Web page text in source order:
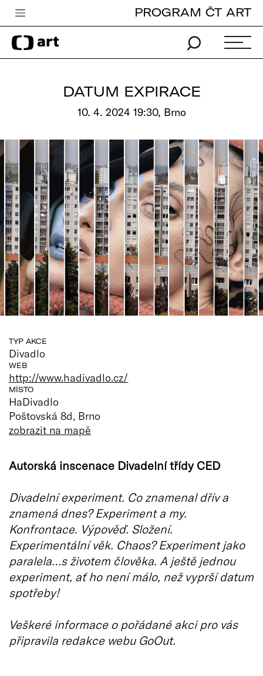
Česká televize
Zpravodajství
Pro děti
edu
Vše o ČT
PROGRAM ČT ART
DATUM EXPIRACE
10. 4. 2024 19:30, Brno
TYP AKCE
Divadlo
WEB
http://www.hadivadlo.cz/
MÍSTO
HaDivadlo
Poštovská 8d, Brno
zobrazit na mapě
Autorská inscenace Divadelní třídy CED
Divadelní experiment. Co znamenal dřív a
znamená dnes? Experiment a my.
Konfrontace. Výpověď. Složení.
Experimentální věk. Chaos? Experiment jako
paralela…s životem člověka. A ještě jednou
experiment, ať ho není málo, než vyprší datum
spotřeby!
Veškeré informace o pořádané akci pro vás
připravila redakce webu GoOut.